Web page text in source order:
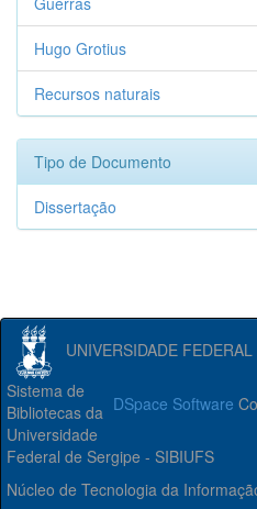
Hugo Grotius
Recursos naturais
Tipo de Documento
Dissertação
UNIVERSIDADE
DSpace Software
Sistema de
Bibliotecas da
Universidade
Federal de Sergipe - SIBIUFS
Núcleo de Tecnologia da